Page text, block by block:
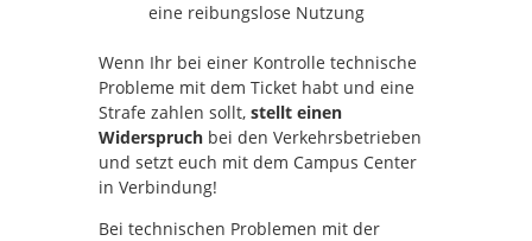
eine reibungslose Nutzung
Wenn Ihr bei einer Kontrolle technische
Probleme mit dem Ticket habt und eine
Strafe zahlen sollt, stellt einen
Widerspruch bei den Verkehrsbetrieben
und setzt euch mit dem Campus Center
in Verbindung!
Bei technischen Problemen mit der